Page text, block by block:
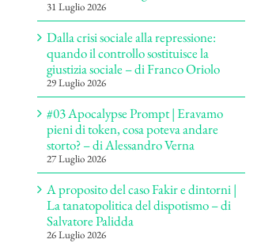
31 Luglio 2026
Dalla crisi sociale alla repressione:
quando il controllo sostituisce la
giustizia sociale – di Franco Oriolo
29 Luglio 2026
#03 Apocalypse Prompt | Eravamo
pieni di token, cosa poteva andare
storto? – di Alessandro Verna
27 Luglio 2026
A proposito del caso Fakir e dintorni |
La tanatopolitica del dispotismo – di
Salvatore Palidda
26 Luglio 2026